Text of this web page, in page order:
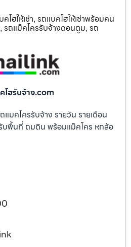
โฮให้เช่า, รถแบคโฮให้เช่าพร้อมคน
, รถแม็คโครรับจ้างดอนตูม, รถ
โฮรับจ้าง.com
มคโครรับจ้าง รายวัน รายเดือน
บพื้นที่ ถมดิน พร้อมแม็คโคร หกล้อ